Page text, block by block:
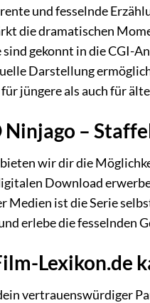
und fesselnde
die dramatischen
sind gekonnt in die CGI-
Darstellung
jüngere als auch für
Ninjago –
wir dir die
Download
Medien ist die Serie
erlebe die fesselnden
Lexikon.de
vertrauenswürdiger